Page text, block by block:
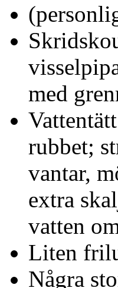
med
rubbet;
vantar,
extra
vatten
Liten
Några